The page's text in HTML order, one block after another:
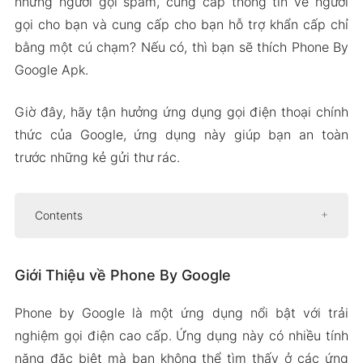
gọi cho bạn và cung cấp cho bạn hỗ trợ khẩn cấp chỉ
bằng một cú chạm? Nếu có, thì bạn sẽ thích Phone By
Google Apk.
Giờ đây, hãy tận hưởng ứng dụng gọi điện thoại chính
thức của Google, ứng dụng này giúp bạn an toàn
trước những kẻ gửi thư rác.
Contents
Tự động chặn thư rác và cuộc gọi tự động
Phiên âm trực tiếp của bản ghi cuộc gọi
Phụ đề cuộc gọi thông minh theo thời gian
Giới Thiệu về Phone By Google
Phone by Google là một ứng dụng nổi bật với trải
nghiệm gọi điện cao cấp. Ứng dụng này có nhiều tính
năng đặc biệt mà bạn không thể tìm thấy ở các ứng